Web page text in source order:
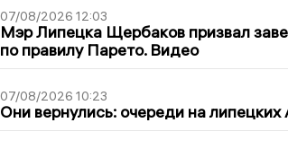
07/08/2026 12:03
Мэр Липецка Щербаков призвал
по правилу Парето. Видео
07/08/2026 10:23
Они вернулись: очереди на